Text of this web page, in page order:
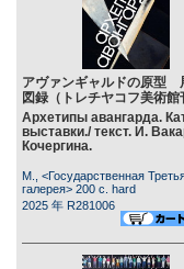
アヴァンギャルドの原型
図録（トレチヤコフ美術館
Архетипы авангарда.
выставки./ текст. И.
Кочергина.
М., <Государственная
галерея> 200 c. hard
2025 年 R281006